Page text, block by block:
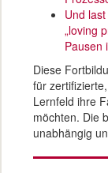
Und
„loving
Pausen
Diese
für
Lernfeld ihre
möchten. Die
unabhängig